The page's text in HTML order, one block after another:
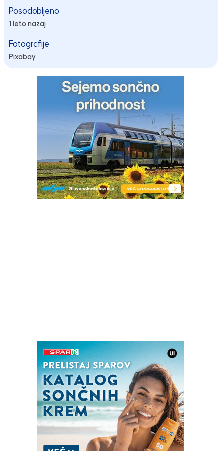
Posodobljeno
1 leto nazaj
Fotografije
Pixabay